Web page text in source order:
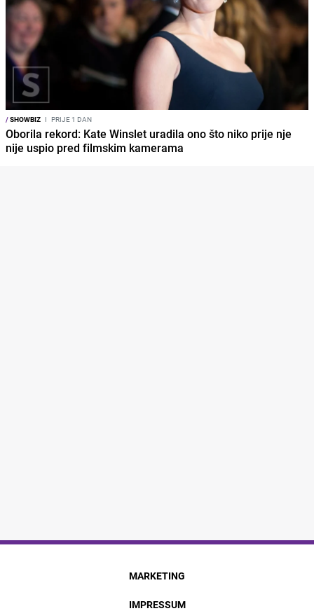
/SHOWBIZ I PRIJE 1 DAN
Oborila rekord: Kate Winslet uradila ono što niko prije nje
nije uspio pred filmskim kamerama
MARKETING
IMPRESSUM